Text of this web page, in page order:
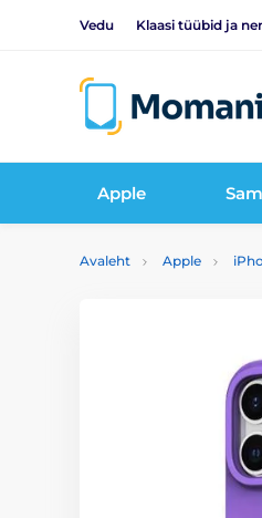
Vedu Klaasi tüübid ja
Apple
Avaleht Apple